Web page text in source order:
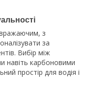
з
за
Вибір між
навіть карбоновими
простір для водія і